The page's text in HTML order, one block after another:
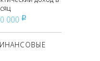
000 pуб